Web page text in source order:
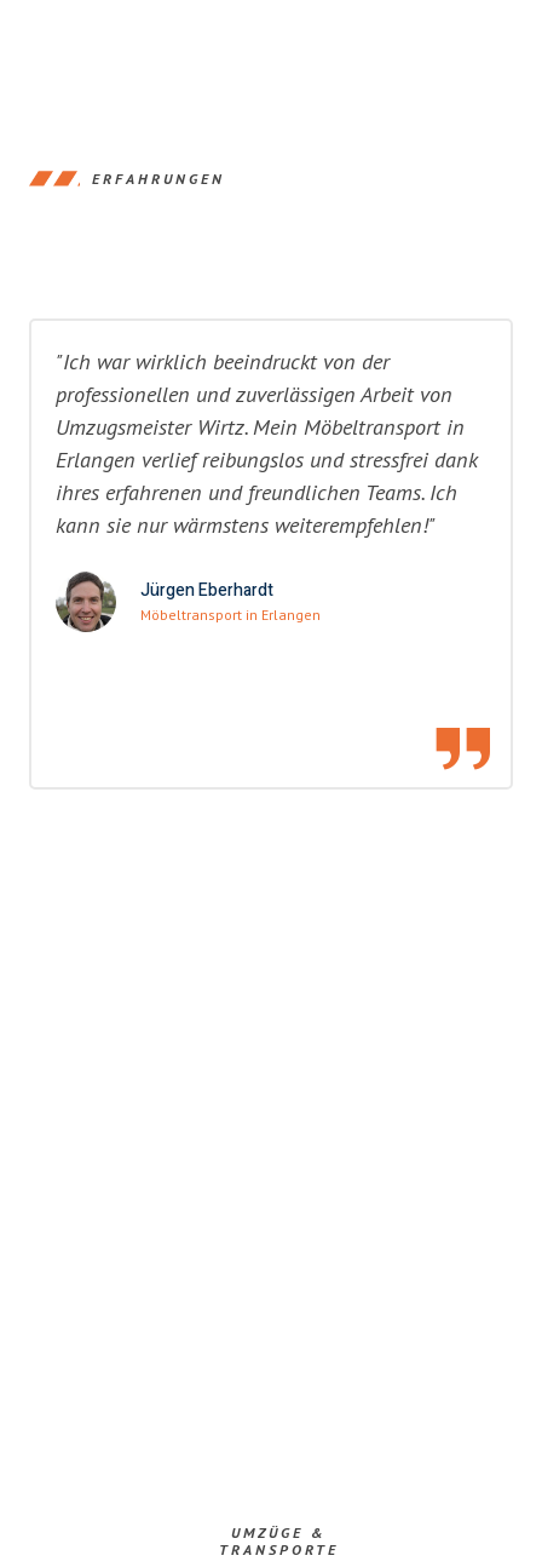
ERFAHRUNGEN
"Ich war wirklich beeindruckt von der
professionellen und zuverlässigen Arbeit von
Umzugsmeister Wirtz. Mein Möbeltransport in
Erlangen verlief reibungslos und stressfrei dank
ihres erfahrenen und freundlichen Teams. Ich
kann sie nur wärmstens weiterempfehlen!"
Jürgen Eberhardt
Möbeltransport in Erlangen
UMZÜGE &
TRANSPORTE